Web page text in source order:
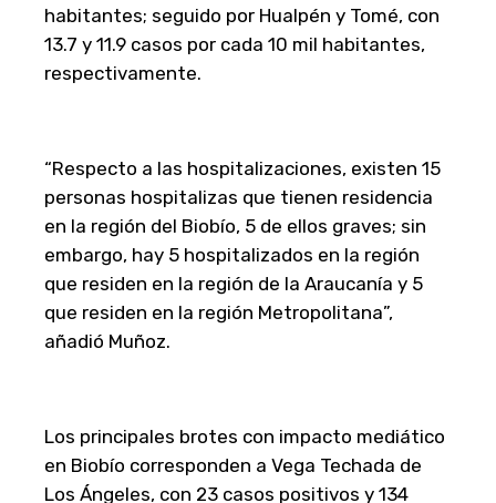
habitantes; seguido por Hualpén y Tomé, con
13.7 y 11.9 casos por cada 10 mil habitantes,
respectivamente.
“Respecto a las hospitalizaciones, existen 15
personas hospitalizas que tienen residencia
en la región del Biobío, 5 de ellos graves; sin
embargo, hay 5 hospitalizados en la región
que residen en la región de la Araucanía y 5
que residen en la región Metropolitana”,
añadió Muñoz.
Los principales brotes con impacto mediático
en Biobío corresponden a Vega Techada de
Los Ángeles, con 23 casos positivos y 134